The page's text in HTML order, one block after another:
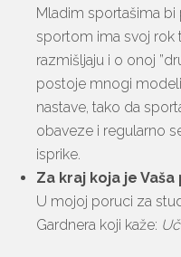
Mladim sportašima
sportom ima svoj rok
razmišljaju i o onoj
postoje mnogi
nastave, tako da
obaveze i regularno
isprike.
Za kraj koja je
U mojoj poruci za
Gardnera koji kaže: